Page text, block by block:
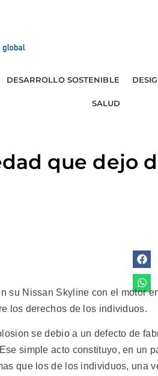
DESARROLLO SOSTENIBLE
SALUD
que dejo
su Nissan Skyline con el motor
los derechos de los individuos.
se debio a un defecto de
simple acto constituyo, en un
que los de los individuos, una